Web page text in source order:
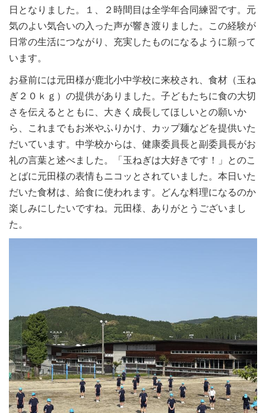
日となりました。１、２時間目は全学年合同練習です。元
気のよい気合いの入った声が響き渡りました。この経験が
日常の生活につながり、充実したものになるように願って
います。
お昼前には元田様が鹿北小中学校に来校され、食材（玉ね
ぎ２０ｋｇ）の提供がありました。子どもたちに食の大切
さを伝えるとともに、大きく成長してほしいとの願いか
ら、これまでもお米やふりかけ、カップ麺などを提供いた
だいています。中学校からは、健康委員長と副委員長がお
礼の言葉と述べました。「玉ねぎは大好きです！」とのこ
とばに元田様の表情もニコッとされていました。本日いた
だいた食材は、給食に使われます。どんな料理になるのか
楽しみにしたいですね。元田様、ありがとうございまし
た。